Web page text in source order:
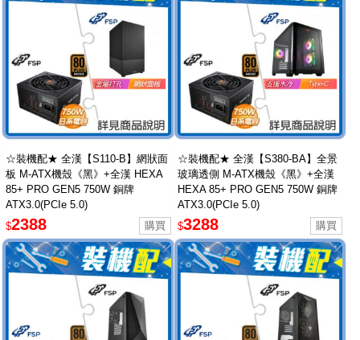
☆裝機配★ 全漢【S110-B】網狀面
板 M-ATX機殼《黑》+全漢 HEXA
85+ PRO GEN5 750W 銅牌
ATX3.0(PCIe 5.0)
$2388
☆裝機配★ 全漢【S380-BA】全景
玻璃透側 M-ATX機殼《黑》+全漢
HEXA 85+ PRO GEN5 750W 銅牌
ATX3.0(PCIe 5.0)
$3288